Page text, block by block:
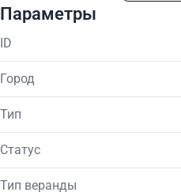
Параметры
ID
Город
Тип
Статус
Тип веранды